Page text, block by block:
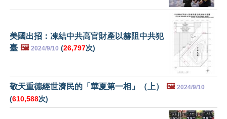
美國出招：凍結中共高官財產以赫阻中共犯
臺 🖼️ 2024/9/10 (26,797次)
敬天重德經世濟民的「華夏第一相」（上） 🖼️ 2024/9/10
(610,588次)